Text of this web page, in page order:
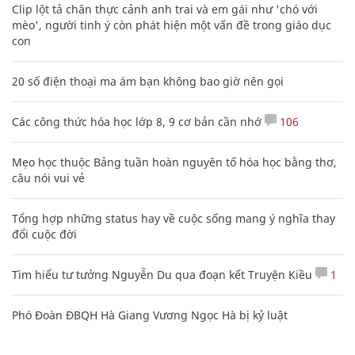
Clip lột tả chân thực cảnh anh trai và em gái như 'chó với
mèo', người tinh ý còn phát hiện một vấn đề trong giáo dục
con
20 số điện thoại ma ám bạn không bao giờ nên gọi
Các công thức hóa học lớp 8, 9 cơ bản cần nhớ 106
Mẹo học thuộc Bảng tuần hoàn nguyên tố hóa học bằng thơ,
câu nói vui vẻ
Tổng hợp những status hay về cuộc sống mang ý nghĩa thay
đổi cuộc đời
Tìm hiểu tư tưởng Nguyễn Du qua đoạn kết Truyện Kiều 1
Phó Đoàn ĐBQH Hà Giang Vương Ngọc Hà bị kỷ luật